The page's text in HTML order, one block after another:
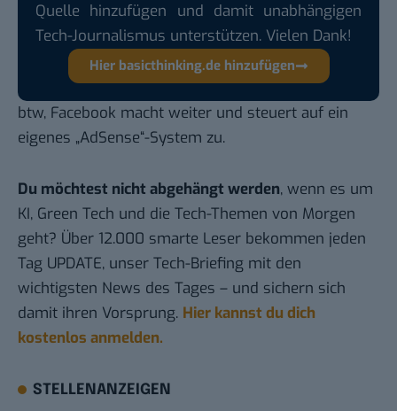
Quelle hinzufügen und damit unabhängigen
Tech-Journalismus unterstützen. Vielen Dank!
Hier basicthinking.de hinzufügen
btw, Facebook macht weiter und steuert auf ein
eigenes „AdSense“-System zu.
Du möchtest nicht abgehängt werden, wenn es um
KI, Green Tech und die Tech-Themen von Morgen
geht? Über 12.000 smarte Leser bekommen jeden
Tag UPDATE, unser Tech-Briefing mit den
wichtigsten News des Tages – und sichern sich
damit ihren Vorsprung. Hier kannst du dich
kostenlos anmelden.
STELLENANZEIGEN